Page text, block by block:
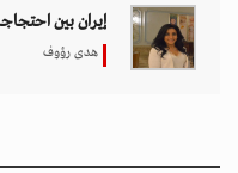
إيران بين
هدى رؤوف